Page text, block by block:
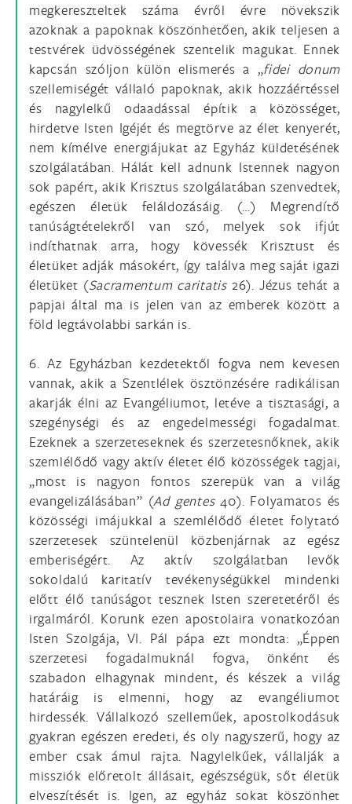
megkereszteltek száma évről évre növekszik
azoknak a papoknak köszönhetően, akik teljesen a
testvérek üdvösségének szentelik magukat. Ennek
kapcsán szóljon külön elismerés a „fidei donum
szellemiségét vállaló papoknak, akik hozzáértéssel
és nagylelkű odaadással építik a közösséget,
hirdetve Isten Igéjét és megtörve az élet kenyerét,
nem kímélve energiájukat az Egyház küldetésének
szolgálatában. Hálát kell adnunk Istennek nagyon
sok papért, akik Krisztus szolgálatában szenvedtek,
egészen életük feláldozásáig. (…) Megrendítő
tanúságtételekről van szó, melyek sok ifjút
indíthatnak arra, hogy kövessék Krisztust és
életüket adják másokért, így találva meg saját igazi
életüket (Sacramentum caritatis26). Jézus tehát a
papjai által ma is jelen van az emberek között a
föld legtávolabbi sarkán is.
6. Az Egyházban kezdetektől fogva nem kevesen
vannak, akik a Szentlélek ösztönzésére radikálisan
akarják élni az Evangéliumot, letéve a tisztasági, a
szegénységi és az engedelmességi fogadalmat.
Ezeknek a szerzeteseknek és szerzetesnőknek, akik
szemlélődő vagy aktív életet élő közösségek tagjai,
„most is nagyon fontos szerepük van a világ
evangelizálásában” (Ad gentes40). Folyamatos és
közösségi imájukkal a szemlélődő életet folytató
szerzetesek szüntelenül közbenjárnak az egész
emberiségért. Az aktív szolgálatban levők
sokoldalú karitatív tevékenységükkel mindenki
előtt élő tanúságot tesznek Isten szeretetéről és
irgalmáról. Korunk ezen apostolaira vonatkozóan
Isten Szolgája, VI. Pál pápa ezt mondta: „Éppen
szerzetesi fogadalmuknál fogva, önként és
szabadon elhagynak mindent, és készek a világ
határáig is elmenni, hogy az evangéliumot
hirdessék. Vállalkozó szelleműek, apostolkodásuk
gyakran egészen eredeti, és oly nagyszerű, hogy az
ember csak ámul rajta. Nagylelkűek, vállalják a
missziók előretolt állásait, egészségük, sőt életük
elveszítését is. Igen, az egyház sokat köszönhet